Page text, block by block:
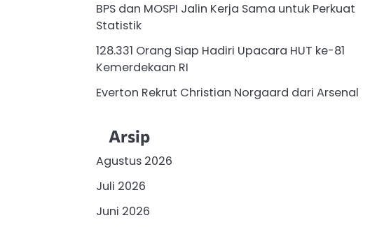
BPS dan MOSPI Jalin Kerja Sama untuk Perkuat
Statistik
128.331 Orang Siap Hadiri Upacara HUT ke-81
Kemerdekaan RI
Everton Rekrut Christian Norgaard dari Arsenal
Arsip
Agustus 2026
Juli 2026
Juni 2026